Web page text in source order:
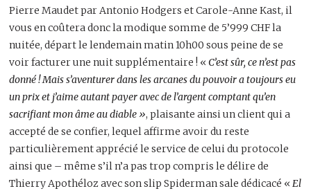
Pierre Maudet par Antonio Hodgers et Carole-Anne Kast, il
vous en coûtera donc la modique somme de 5’999 CHF la
nuitée, départ le lendemain matin 10h00 sous peine de se
voir facturer une nuit supplémentaire ! «C’est sûr, ce n’est pas
donné ! Mais s’aventurer dans les arcanes du pouvoir a toujours eu
un prix et j’aime autant payer avec de l’argent comptant qu’en
sacrifiant mon âme au diable », plaisante ainsi un client qui a
accepté de se confier, lequel affirme avoir du reste
particulièrement apprécié le service de celui du protocole
ainsi que – même s’il n’a pas trop compris le délire de
Thierry Apothéloz avec son slip Spiderman sale dédicacé «El